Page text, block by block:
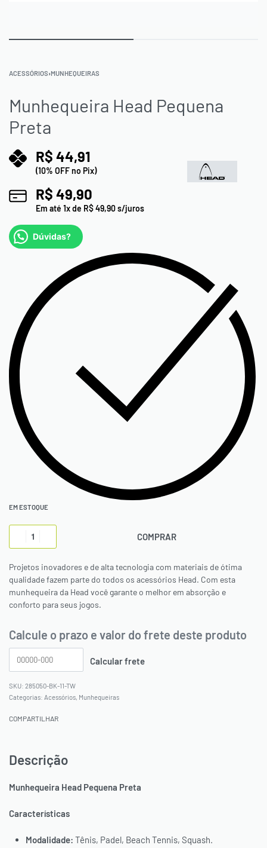
ACESSÓRIOS›MUNHEQUEIRAS
Munhequeira Head Pequena
Preta
R$ 44,91
(10% OFF no Pix)
R$ 49,90
Em até 1x de R$49,90s/juros
Dúvidas?
EM ESTOQUE
COMPRAR
Projetos inovadores e de alta tecnologia com materiais de ótima
qualidade fazem parte do todos os acessórios Head. Com esta
munhequeira da Head você garante o melhor em absorção e
conforto para seus jogos.
Calcule o prazo e valor do frete deste produto
285050-BK-11-TW
Categorias: Acessórios, Munhequeiras
COMPARTILHAR
Descrição
Munhequeira Head Pequena Preta
Características
Modalidade: Tênis, Padel, Beach Tennis, Squash.